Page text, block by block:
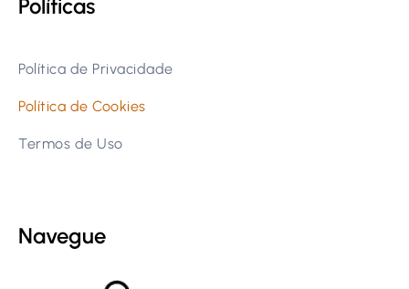
Políticas
Política de Privacidade
Política de Cookies
Termos de Uso
Navegue